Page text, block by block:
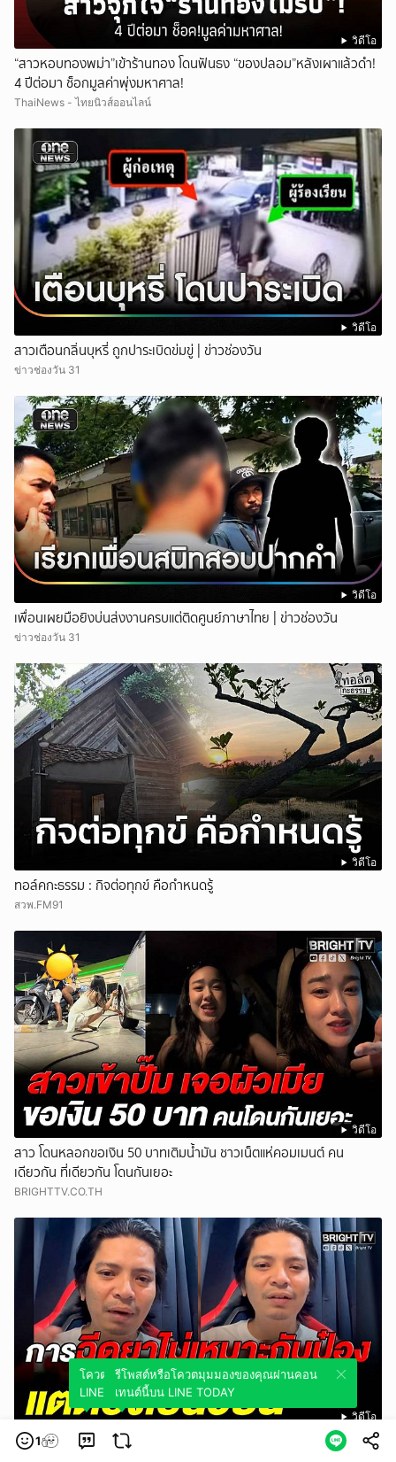
วิดีโอ
“สาวหอบทองพม่า”เข้าร้านทอง โดนฟันธง “ของปลอม”หลังเผาแล้วดำ!
4 ปีต่อมา ช็อกมูลค่าพุ่งมหาศาล!
ThaiNews - ไทยนิวส์ออนไลน์
วิดีโอ
สาวเตือนกลิ่นบุหรี่ ถูกปาระเบิดข่มขู่ | ข่าวช่องวัน
ข่าวช่องวัน 31
วิดีโอ
เพื่อนเผยมือยิงบ่นส่งงานครบแต่ติดศูนย์ภาษาไทย | ข่าวช่องวัน
ข่าวช่องวัน 31
วิดีโอ
ทอล์คกะธรรม : กิจต่อทุกข์ คือกำหนดรู้
สวพ.FM91
วิดีโอ
สาว โดนหลอกขอเงิน 50 บาทเติมน้ำมัน ชาวเน็ตแห่คอมเมนต์ คน
เดียวกัน ที่เดียวกัน โดนกันเยอะ
BRIGHTTV.CO.TH
วิดีโอ
เอาให้สาสม? หนุ่ม เสนอวิธีโหด พาตัวป๋องไปประหา_ที่จุดเกิดเหตุ ตรง
1
โควตมุมมองของคุณผ่านคอนเทนต์นี้บน
LINE TODAY
รีโพสต์หรือโควตมุมมองของคุณผ่านคอน
เทนต์นี้บน LINE TODAY